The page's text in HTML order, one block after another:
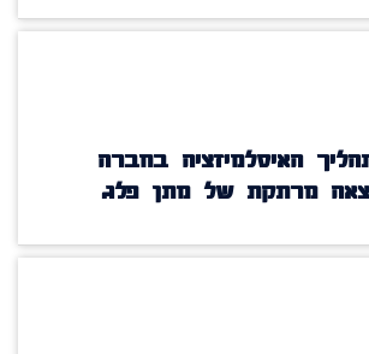
האיסלמיזציה בחברה
מרתקת של מתן פלג